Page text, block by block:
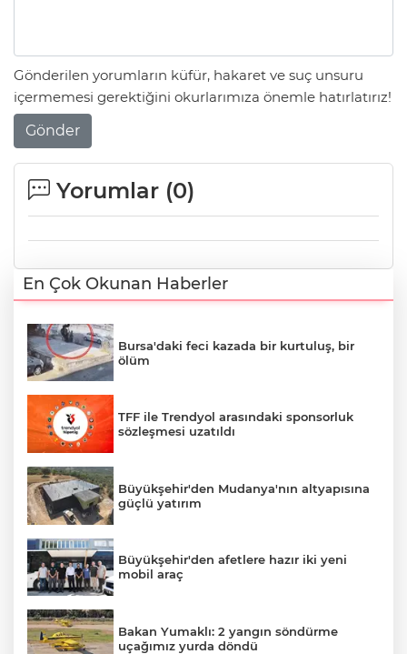
Gönderilen yorumların küfür, hakaret ve suç unsuru
içermemesi gerektiğini okurlarımıza önemle hatırlatırız!
Gönder
Yorumlar (0)
En Çok Okunan Haberler
Bursa'daki feci kazada bir kurtuluş, bir
ölüm
TFF ile Trendyol arasındaki sponsorluk
sözleşmesi uzatıldı
Büyükşehir'den Mudanya'nın altyapısına
güçlü yatırım
Büyükşehir'den afetlere hazır iki yeni
mobil araç
Bakan Yumaklı: 2 yangın söndürme
uçağımız yurda döndü